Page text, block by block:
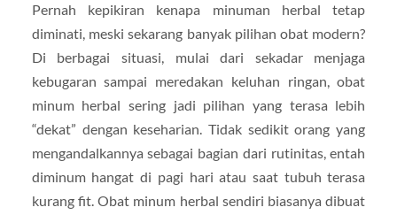
Pernah kepikiran kenapa minuman herbal tetap
diminati, meski sekarang banyak pilihan obat modern?
Di berbagai situasi, mulai dari sekadar menjaga
kebugaran sampai meredakan keluhan ringan, obat
minum herbal sering jadi pilihan yang terasa lebih
“dekat” dengan keseharian. Tidak sedikit orang yang
mengandalkannya sebagai bagian dari rutinitas, entah
diminum hangat di pagi hari atau saat tubuh terasa
kurang fit. Obat minum herbal sendiri biasanya dibuat